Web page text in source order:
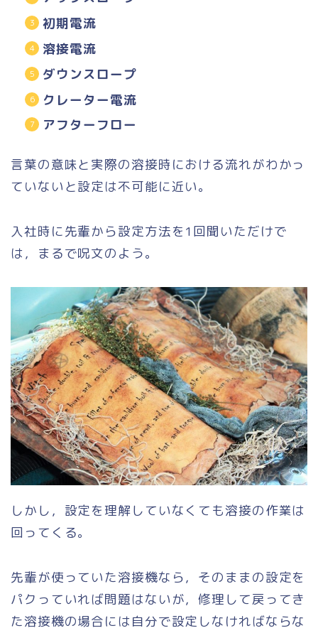
初期電流
溶接電流
ダウンスロープ
クレーター電流
アフターフロー
言葉の意味と実際の溶接時における流れがわかっ
ていないと設定は不可能に近い。
入社時に先輩から設定方法を1回聞いただけで
は，まるで呪文のよう。
しかし，設定を理解していなくても溶接の作業は
回ってくる。
先輩が使っていた溶接機なら，そのままの設定を
パクっていれば問題はないが，修理して戻ってき
た溶接機の場合には自分で設定しなければならな